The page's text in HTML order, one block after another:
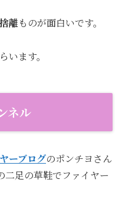
離ものが面白いです。
います。
ネル
ーブログのポンチヨさん
足の草鞋でファイヤー